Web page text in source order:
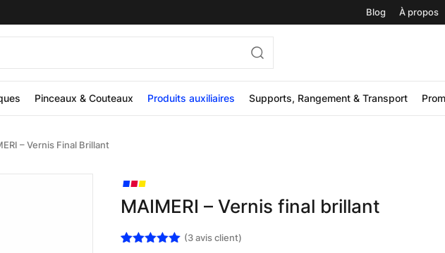
Blog À propos
Pinceaux & Couteaux Produits auxiliaires Supports, Rangement & Transport
– Vernis Final Brillant
MAIMERI – Vernis final brillant
(3avis client)